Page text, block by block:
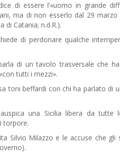
di essere l’«uomo in grande
ma di non esserlo dal 29 marzo
di Catania; n.d.R.).
di perdonare qualche
di un tavolo trasversale che
tutti i mezzi».
toni beffardi con chi ha parlato di
auspica una Sicilia libera da tutte
torpore.
Silvio Milazzo e le accuse che gli